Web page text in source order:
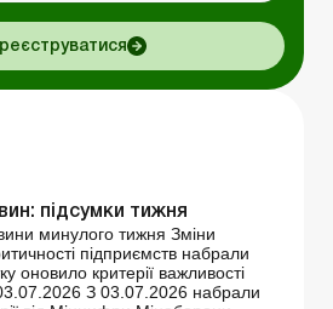
підсумки тижня
минулого тижня Зміни
підприємств набрали
оновило критерії важливості
З 03.07.2026 набрали